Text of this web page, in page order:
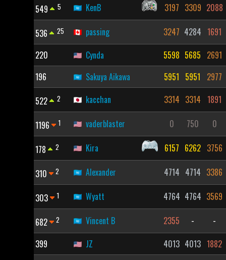
549 5 KenB 3197 3309 2088
536 25 passing 3247 4284 1691
220
Cynda 5598 5685 2691
196
Sakuya Aikawa 5951 5951 2977
522 2 kacchan 3314 3314 1891
1196 1 vaderblaster 0 750 0
178 2 Kira 6157 6262 3756
310 2 Alexander 4714 4714 3386
303 1 Wyatt 4764 4764 3569
682 2 Vincent B 2355 -
-
399
JZ 4013 4013 1882